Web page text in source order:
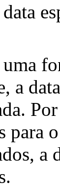
a
para
a